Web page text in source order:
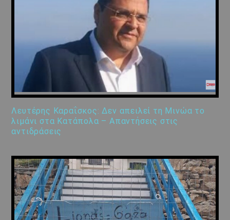
Λευτέρης Καραΐσκος: Δεν απειλεί τη Μινώα το
λιμάνι στα Κατάπολα – Απαντήσεις στις
αντιδράσεις